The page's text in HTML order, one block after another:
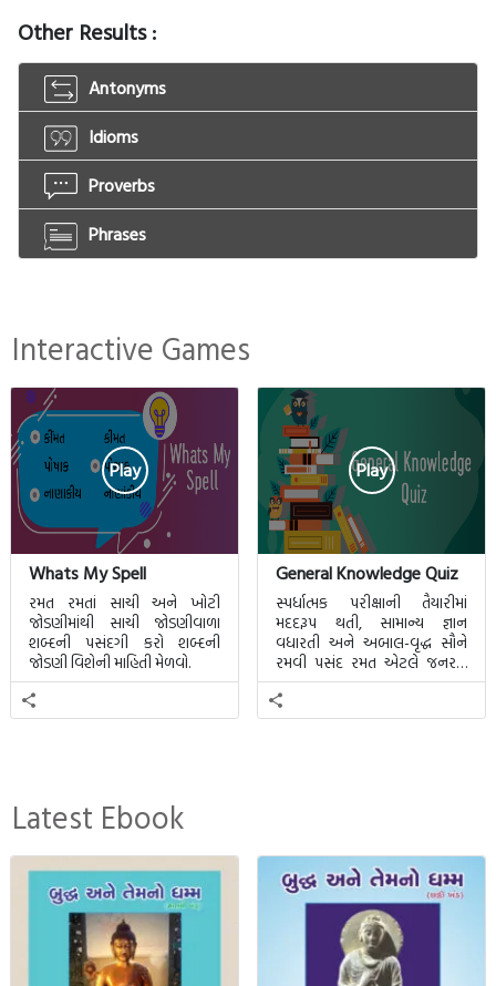
Other Results :
Antonyms
Idioms
Proverbs
Phrases
Interactive Games
Play
Whats My Spell
રમત રમતાં સાચી અને ખોટી
જોડણીમાંથી સાચી જોડણીવાળા
શબ્દની પસંદગી કરો શબ્દની
જોડણી વિશેની માહિતી મેળવો.
Play
General Knowledge Quiz
સ્પર્ધાત્મક પરીક્ષાની તૈયારીમાં
મદદરૂપ થતી, સામાન્ય જ્ઞાન
વધારતી અને અબાલ-વૃદ્ધ સૌને
રમવી પસંદ રમત એટલે જનરલ
નોલેજ ક્વિઝ.
Latest Ebook